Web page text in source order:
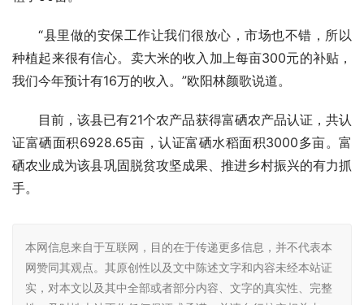
“县里做的安保工作让我们很放心，市场也不错，所以
种植起来很有信心。卖大米的收入加上每亩300元的补贴，
我们今年预计有16万的收入。”欧阳林颜歌说道。
目前，该县已有21个农产品获得富硒农产品认证，共认
证富硒面积6928.65亩，认证富硒水稻面积3000多亩。富
硒农业成为该县巩固脱贫攻坚成果、推进乡村振兴的有力抓
手。
本网信息来自于互联网，目的在于传递更多信息，并不代表本
网赞同其观点。其原创性以及文中陈述文字和内容未经本站证
实，对本文以及其中全部或者部分内容、文字的真实性、完整